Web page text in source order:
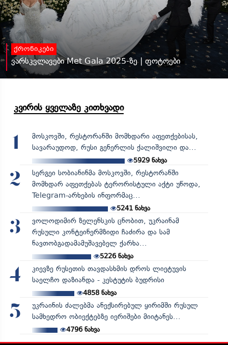
ქრონიკები
ვარსკვლავები Met Gala 2025-ზე | ფოტოები
კვირის ყველაზე კითხვადი
1
მოსკოვში, რესტორანში მომხდარი აფეთქებისას,
სავარაუდოდ, რუსი გენერლის ქალიშვილი და...
5929 ნახვა
2
სერგეი სობიანინმა მოსკოვში, რესტორანში
მომხდარ აფეთქებას ტერორისტული აქტი უწოდა,
Telegram-არხების ინფორმაც...
5241ნახვა
3
ვოლოდიმირ ზელენსკის ცნობით, უკრაინამ
რუსული კონტეინერმზიდი ჩაძირა და სამ
ნავთობგადამამუშავებელ ქარხა...
5226ნახვა
4
კიევზე რუსეთის თავდასხმის დროს ლიეტუვის
საელჩო დაზიანდა - კესტუტის ბუდრისი
4858ნახვა
5
უკრაინის ძალებმა ანექსირებულ ყირიმში რუსულ
სამხედრო ობიექტებზე იერიშები მიიტანეს...
4796ნახვა